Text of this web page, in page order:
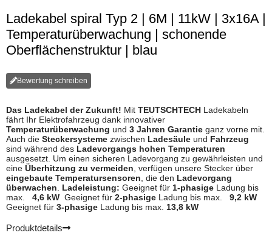
Ladekabel spiral Typ 2 | 6M | 11kW | 3x16A |
Temperaturüberwachung | schonende
Oberflächenstruktur | blau
Bewertung schreiben
Das Ladekabel der Zukunft! Mit TEUTSCHTECH Ladekabeln
fährt Ihr Elektrofahrzeug dank innovativer
Temperaturüberwachung und 3 Jahren Garantie ganz vorne mit.
Auch die Steckersysteme zwischen Ladesäule und Fahrzeug
sind während des Ladevorgangs hohen Temperaturen
ausgesetzt. Um einen sicheren Ladevorgang zu gewährleisten und
eine Überhitzung zu vermeiden , verfügen unsere Stecker über
eingebaute Temperatursensoren , die den Ladevorgang
überwachen
Ladeleistung: Geeignet für 1-phasige Ladung bis
max. 4,6 kW Geeignet für 2-phasige Ladung bis max. 9,2 kW
Geeignet für 3-phasige Ladung bis max. 13,8 kW
Produktdetails